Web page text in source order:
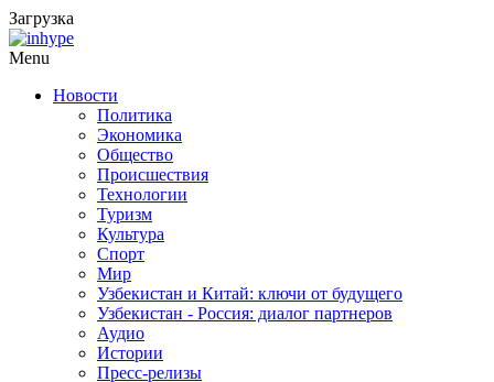
Загрузка
Menu
Новости
Политика
Экономика
Общество
Происшествия
Технологии
Туризм
Культура
Спорт
Мир
Узбекистан и Китай: ключи от будущего
Узбекистан - Россия: диалог партнеров
Аудио
Истории
Пресс-релизы